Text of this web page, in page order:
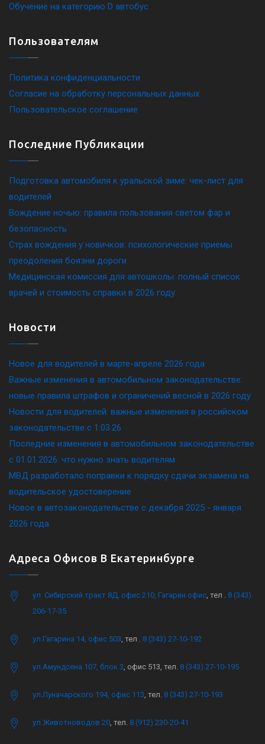
Обучение на категорию D автобус
Пользователям
Политика конфиденциальности
Согласие на обработку персональных данных
Пользовательское соглашение
Последние Публикации
Подготовка автомобиля к уральской зиме: чек-лист для
водителей
Вождение ночью: правила пользования светом фар и
безопасность
Страх вождения у новичков: психологические приемы
преодоления боязни дороги
Медицинская комиссия для автошколы: полный список
врачей и стоимость справки в 2026 году
Новости
Новое для водителей в марте-апреле 2026 года
Важные изменения в автомобильном законодательстве:
новые правила штрафов и ограничений весной в 2026 году
Новости для водителей: важные изменения в российском
законодательстве c 1.03.26
Последние изменения в автомобильном законодательстве
c 01.01.2026: что нужно знать водителям
МВД разработало поправки к порядку сдачи экзамена на
водительское удостоверение
Новое в автозаконодательстве с декабря 2025 - января
2026 года
Адреса Офисов В Екатеринбурге
ул. Сибирский тракт 8Д, офис 210, Гагарин офис , тел . 8 (343)
206-17-35
ул.Гагарина 14, офис 503 , тел . 8 (343) 27-10-192
ул.Амундсена 107, блок 3 , офис 513, тел. 8 (343) 27-10-195
ул.Луначарского 194, офис 113 , тел. 8 (343) 27-10-193
ул.Животноводов 20 , тел. 8 (912) 230-20-41